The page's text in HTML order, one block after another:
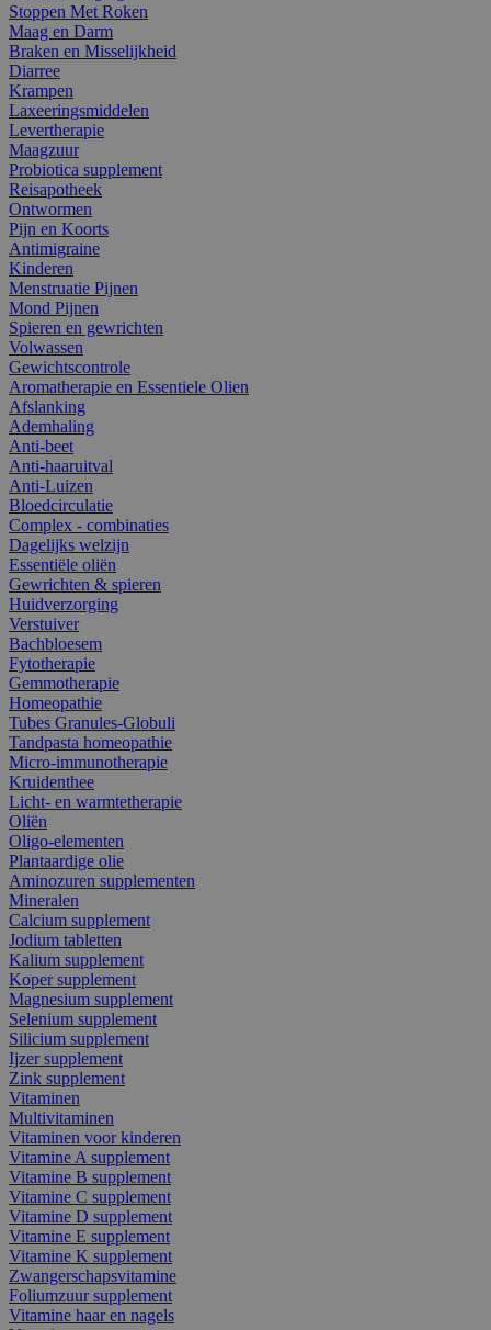
Stoppen Met Roken
Maag en Darm
Braken en Misselijkheid
Diarree
Krampen
Laxeeringsmiddelen
Levertherapie
Maagzuur
Probiotica supplement
Reisapotheek
Ontwormen
Pijn en Koorts
Antimigraine
Kinderen
Menstruatie Pijnen
Mond Pijnen
Spieren en gewrichten
Volwassen
Gewichtscontrole
Aromatherapie en Essentiele Olien
Afslanking
Ademhaling
Anti-beet
Anti-haaruitval
Anti-Luizen
Bloedcirculatie
Complex - combinaties
Dagelijks welzijn
Essentiële oliën
Gewrichten & spieren
Huidverzorging
Verstuiver
Bachbloesem
Fytotherapie
Gemmotherapie
Homeopathie
Tubes Granules-Globuli
Tandpasta homeopathie
Micro-immunotherapie
Kruidenthee
Licht- en warmtetherapie
Oliën
Oligo-elementen
Plantaardige olie
Aminozuren supplementen
Mineralen
Calcium supplement
Jodium tabletten
Kalium supplement
Koper supplement
Magnesium supplement
Selenium supplement
Silicium supplement
Ijzer supplement
Zink supplement
Vitaminen
Multivitaminen
Vitaminen voor kinderen
Vitamine A supplement
Vitamine B supplement
Vitamine C supplement
Vitamine D supplement
Vitamine E supplement
Vitamine K supplement
Zwangerschapsvitamine
Foliumzuur supplement
Vitamine haar en nagels